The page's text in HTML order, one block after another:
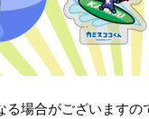
場合がございますの